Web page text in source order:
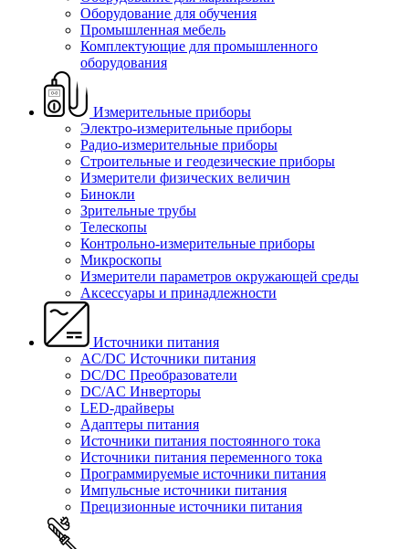
Оборудование для обучения
Промышленная мебель
Комплектующие для промышленного
оборудования
Измерительные приборы
Электро-измерительные приборы
Радио-измерительные приборы
Строительные и геодезические приборы
Измерители физических величин
Бинокли
Зрительные трубы
Телескопы
Контрольно-измерительные приборы
Микроскопы
Измерители параметров окружающей среды
Аксессуары и принадлежности
Источники питания
AC/DC Источники питания
DC/DC Преобразователи
DC/AC Инверторы
LED-драйверы
Адаптеры питания
Источники питания постоянного тока
Источники питания переменного тока
Программируемые источники питания
Импульсные источники питания
Прецизионные источники питания